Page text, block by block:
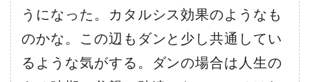
うになった。カタルシス効果のようなも
のかな。この辺もダンと少し共通してい
るような気がする。ダンの場合は人生の